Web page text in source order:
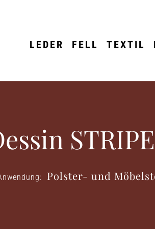
LEDER FELL TEXTIL
Polster- und